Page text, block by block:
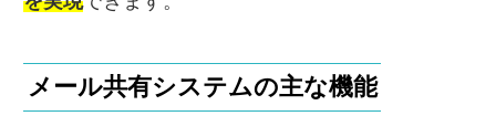
メール共有システムの主な機能